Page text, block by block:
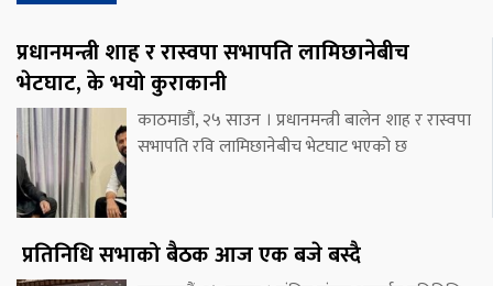
प्रधानमन्त्री शाह र रास्वपा सभापति लामिछानेबीच
भेटघाट, के भयो कुराकानी
काठमाडौं, २५ साउन । प्रधानमन्त्री बालेन शाह र रास्वपा
सभापति रवि लामिछानेबीच भेटघाट भएको छ
प्रतिनिधि सभाको बैठक आज एक बजे बस्दै